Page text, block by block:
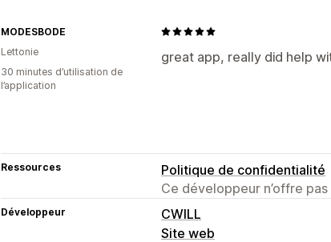
great app, really did help
MODESBODE
Lettonie
30 minutes d’utilisation de
l’application
Ressources
Politique de confidentialité
Ce développeur n’offre pas
Développeur
CWILL
Site web